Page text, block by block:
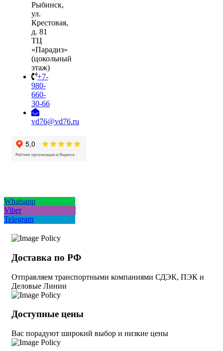
Рыбинск,
ул.
Крестовая,
д. 81
ТЦ
«Парадиз»
(цокольный
этаж)
+7-
980-
660-
30-66
vd76@vd76.ru
Whatsapp
Viber
Telegram
Доставка по РФ
Отправляем транспортными компаниями СДЭК, ПЭК и
Деловые Линии
Доступные цены
Вас порадуют широкий выбор и низкие цены